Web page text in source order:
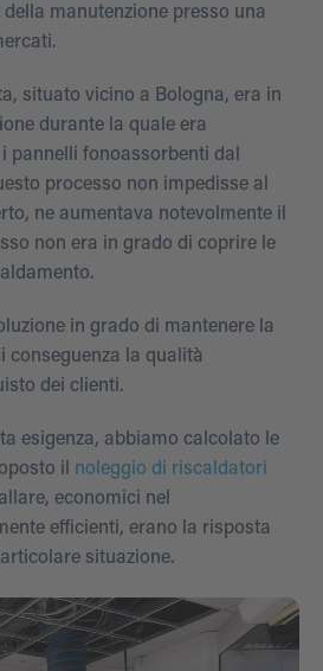
manutenzione presso una
situato vicino a Bologna, era in
durante la quale era
pannelli fonoassorbenti dal
processo non impedisse al
ne aumentava notevolmente il
non era in grado di coprire le
in grado di mantenere la
conseguenza la qualità
dei clienti.
esigenza, abbiamo calcolato le
il noleggio di riscaldatori
economici nel
efficienti, erano la risposta
situazione.